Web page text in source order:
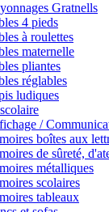
Gratnells
4 pieds
à roulettes
maternelle
pliantes
réglables
ludiques
/
boîtes aux
de sûreté,
métalliques
scolaires
tableaux